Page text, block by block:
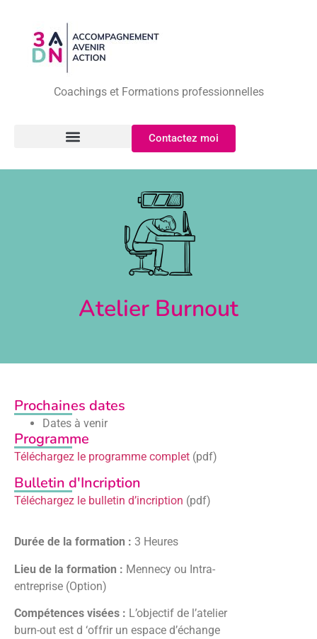
Coachings et Formations professionnelles
Contactez moi
Atelier Burnout
Prochaines dates
Dates à venir
Programme
Téléchargez le programme complet (pdf)
Bulletin d'Incription
Téléchargez le bulletin d’incription (pdf)
Durée de la formation : 3 Heures
Lieu de la formation : Mennecy ou Intra-
entreprise (Option)
Compétences visées : L’objectif de l’atelier
burn-out est d ‘offrir un espace d’échange